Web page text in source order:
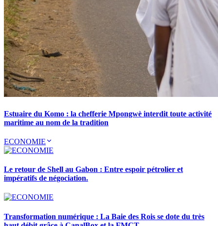
Estuaire du Komo : la chefferie Mpongwè interdit toute activité
maritime au nom de la tradition
ECONOMIE
Le retour de Shell au Gabon : Entre espoir pétrolier et
impératifs de négociation.
Transformation numérique : La Baie des Rois se dote du très